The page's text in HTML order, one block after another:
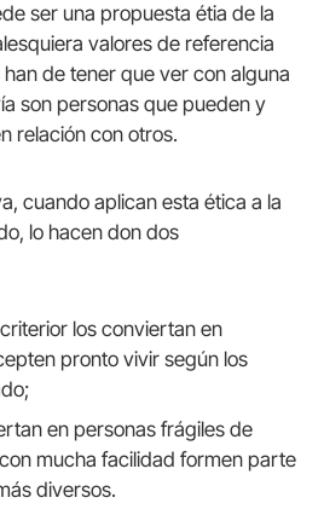
ser una propuesta étia de la
valores de referencia
de tener que ver con alguna
son personas que pueden y
relación con otros.
cuando aplican esta ética a la
lo hacen don dos
los conviertan en
pronto vivir según los
en personas frágiles de
mucha facilidad formen parte
diversos.